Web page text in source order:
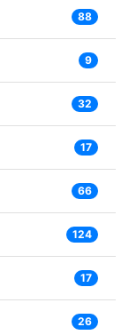
88
9
32
17
66
124
17
26